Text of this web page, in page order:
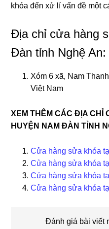
khóa đến xử lí vấn đề một
Địa chỉ cửa hàng
Đàn tỉnh Nghệ An:
Xóm 6 xã, Nam
Việt Nam
XEM THÊM CÁC ĐỊA CHỈ
HUYỆN NAM ĐÀN TỈNH
Cửa hàng sửa khóa
Cửa hàng sửa khóa
Cửa hàng sửa khóa
Cửa hàng sửa khóa
Đánh giá bài viết